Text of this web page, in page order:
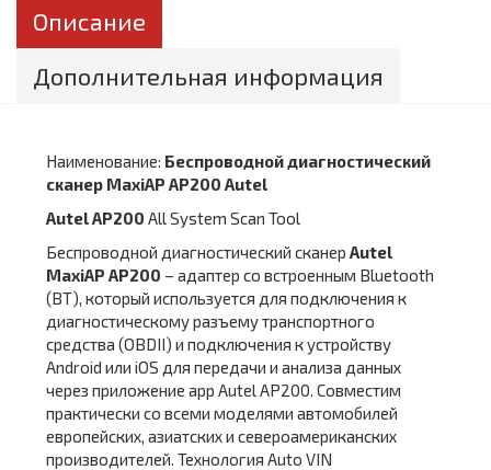
Описание
Дополнительная информация
Наименование: Беспроводной диагностический
сканер MaxiAP AP200 Autel
Autel AP200 All System Scan Tool
Беспроводной диагностический сканер Autel
MaxiAP AP200 – адаптер со встроенным Bluetooth
(BT), который используется для подключения к
диагностическому разъему транспортного
средства (OBDII) и подключения к устройству
Android или iOS для передачи и анализа данных
через приложение app Autel AP200. Совместим
практически со всеми моделями автомобилей
европейских, азиатских и североамериканских
производителей. Технология Auto VIN